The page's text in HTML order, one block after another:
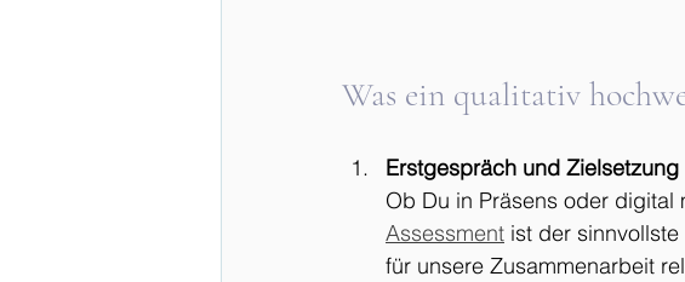
Was ein qualitativ
Erstgespräch und Zielsetzung
Ob Du in Präsens oder
Assessment ist der
für unsere Zusammenarbeit